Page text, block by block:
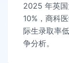
2025 年英
10%，商科
际生录取率
争分析。